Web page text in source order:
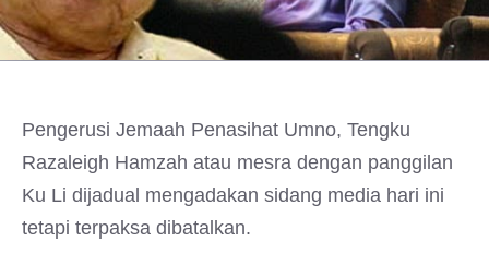
Pengerusi Jemaah Penasihat Umno, Tengku
Razaleigh Hamzah atau mesra dengan panggilan
Ku Li dijadual mengadakan sidang media hari ini
tetapi terpaksa dibatalkan.